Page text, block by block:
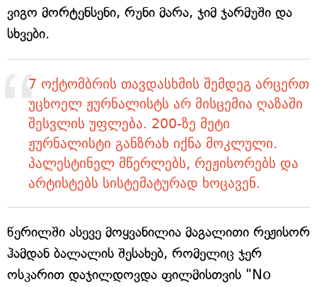
ვიგო მორტენსენი, რუნი მარა, ჯიმ ჯარმუში და
სხვები.
7 ოქტომბრის თავდასხმის შემდეგ არცერთ
უცხოელ ჟურნალისტს არ მისცემია ღაზაში
შესვლის უფლება. 200-ზე მეტი
ჟურნალისტი განზრახ იქნა მოკლული.
პალესტინელ მწერლებს, რეჟისორებს და
არტისტებს სისტემატურად ხოცავენ.
წერილში ასევე მოყვანილია მაგალითი რეჟისორ
ჰამდან ბალალის შესახებ, რომელიც ჯერ
ოსკარით დაჯილდოვდა ფილმისთვის "No